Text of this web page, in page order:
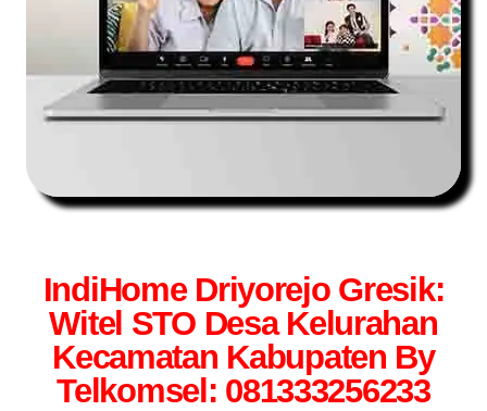
IndiHome Driyorejo Gresik:
Witel STO Desa Kelurahan
Kecamatan Kabupaten By
Telkomsel: 081333256233